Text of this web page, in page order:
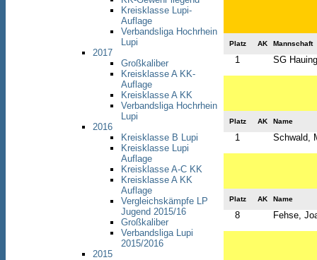
Kreisklasse Lupi-
Auflage
Verbandsliga Hochrhein
Lupi
2017
Großkaliber
Kreisklasse A KK-
Auflage
Kreisklasse A KK
Verbandsliga Hochrhein
Lupi
2016
Kreisklasse B Lupi
Kreisklasse Lupi
Auflage
Kreisklasse A-C KK
Kreisklasse A KK
Auflage
Vergleichskämpfe LP
Jugend 2015/16
Großkaliber
Verbandsliga Lupi
2015/2016
2015
Platz AK Mannschaft
1 SG
Platz AK Name
1 Schwald,
Platz AK Name
8 Fehse,